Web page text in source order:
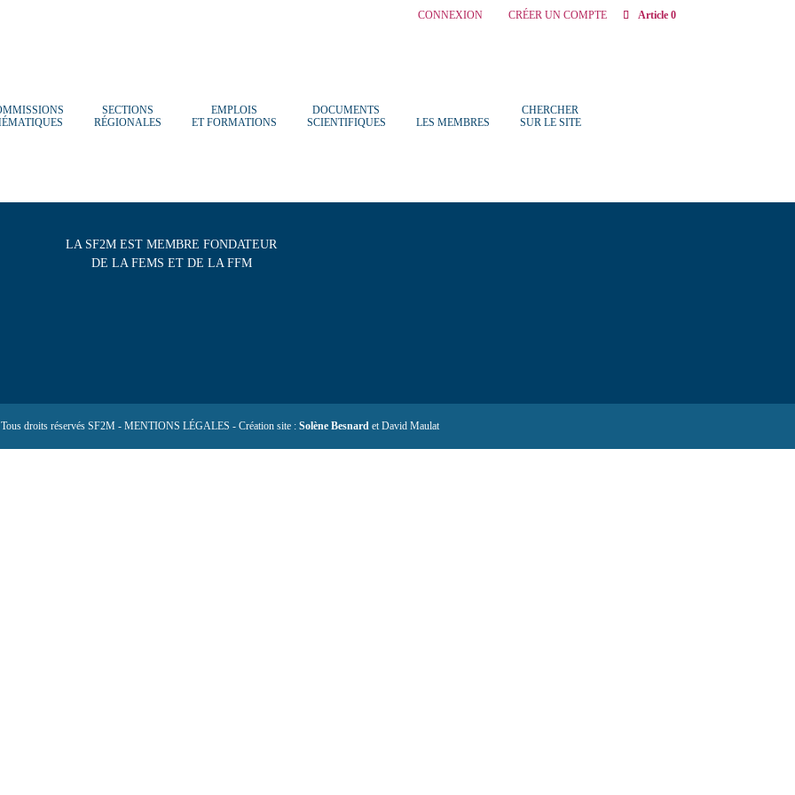
CONNEXION CRÉER UN COMPTE Article 0
SECTIONS
RÉGIONALES
EMPLOIS
ET FORMATIONS
DOCUMENTS
SCIENTIFIQUES
LES MEMBRES
CHERCHER
SUR LE SITE
LA SF2M EST MEMBRE FONDATEUR
DE LA FEMS ET DE LA FFM
droits réservés SF2M - MENTIONS LÉGALES - Création site : Solène Besnard et David Maulat